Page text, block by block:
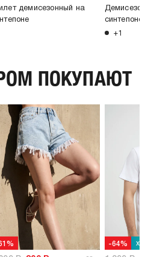
демисезонный на
+1
ПОКУПАЮТ
-64%